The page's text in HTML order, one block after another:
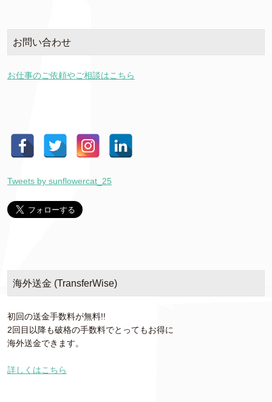
お問い合わせ
お仕事のご依頼やご相談はこちら
Tweets by sunflowercat_25
海外送金 (TransferWise)
初回の送金手数料が無料!!
2回目以降も破格の手数料でとってもお得に
海外送金できます。
詳しくはこちら